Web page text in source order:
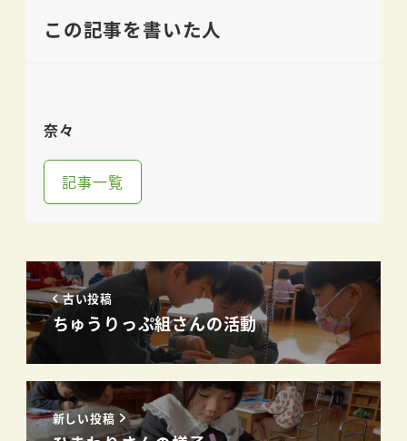
この記事を書いた人
奈々
記事一覧
古い投稿
ちゅうりっぷ組さんの活動
新しい投稿